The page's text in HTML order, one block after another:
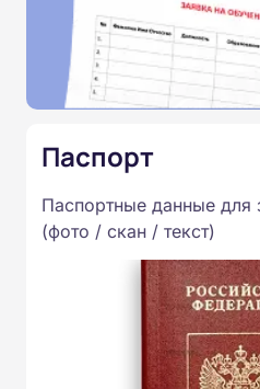
Паспорт
Паспортные данные для
(фото / скан / текст)